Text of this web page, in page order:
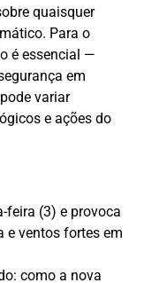
quaisquer
Para o
é essencial —
em
variar
e ações do
feira (3) e provoca
e ventos fortes em
como a nova